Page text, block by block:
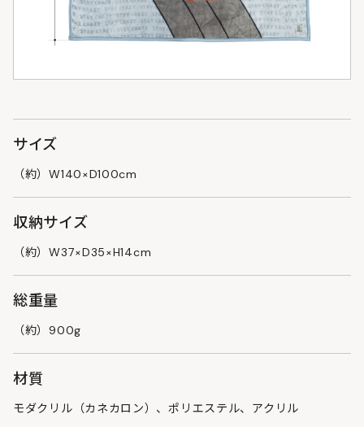
サイズ
（約）W140×D100cm
収納サイズ
（約）W37×D35×H14cm
総重量
（約）900g
材質
モダクリル（カネカロン）、ポリエステル、アクリル